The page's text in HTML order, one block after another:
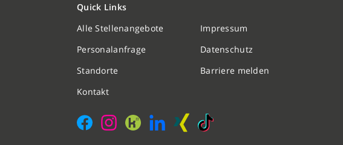
Nachricht schreiben
Personalanfrage
Quick Links
Alle Stellenangebote
Personalanfrage
Standorte
Kontakt
Impressum
Datenschutz
Barriere melden